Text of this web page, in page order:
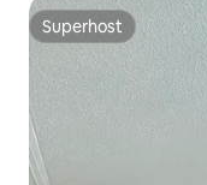
Superhost
Superhost